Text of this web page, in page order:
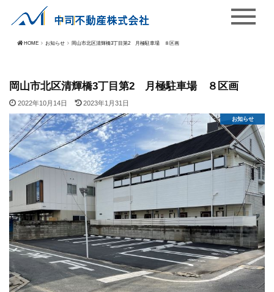
HOME お知らせ 岡山市北区清輝橋3丁目第2 月極駐車場 ８区画
岡山市北区清輝橋3丁目第2 月極駐車場 ８区画
2022年10月14日 2023年1月31日
お知らせ